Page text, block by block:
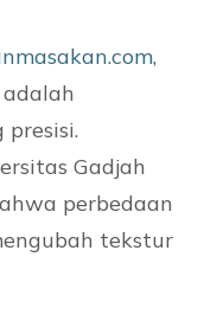
,
adalah
Gadjah
perbedaan
tekstur